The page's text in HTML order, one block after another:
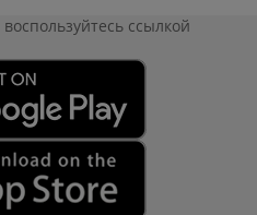
воспользуйтесь ссылкой